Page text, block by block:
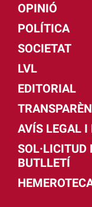
OPINIÓ
POLÍTICA
SOCIETAT
LVL
EDITORIAL
AVÍS LEGAL I
SOL·LICITUD
BUTLLETÍ